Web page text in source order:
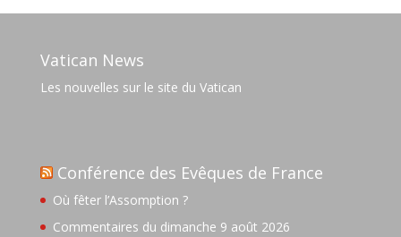
Vatican News
Les nouvelles sur le site du Vatican
Conférence des Evêques de France
Où fêter l’Assomption ?
Commentaires du dimanche 9 août 2026